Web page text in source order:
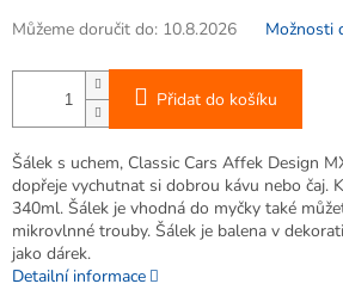
Můžeme doručit do: 10.8.2026 Možnosti
Přidat do košíku
Šálek s uchem, Classic Cars Affek Design
dopřeje vychutnat si dobrou kávu nebo čaj.
340ml. Šálek je vhodná do myčky také
mikrovlnné trouby. Šálek je balena v
jako dárek.
Detailní informace